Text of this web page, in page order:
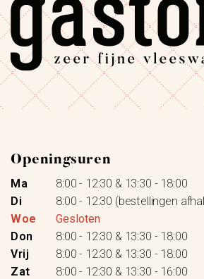
Openingsuren
Ma
8:00 - 12:30 & 13:30 - 18:00
Di
8:00 - 12:30 (bestellingen
Woe
Gesloten
Don
8:00 - 12:30 & 13:30 - 18:00
Vrij
8:00 - 12:30 & 13:30 - 18:00
Zat
8:00 - 12:30 & 13:30 - 16:00